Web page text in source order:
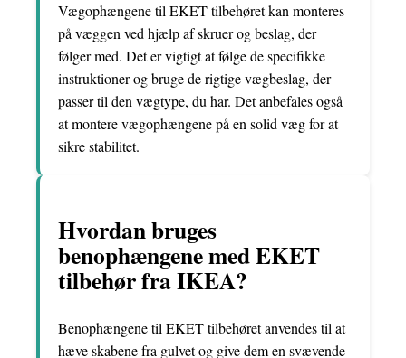
Vægophængene til EKET tilbehøret kan monteres
på væggen ved hjælp af skruer og beslag, der
følger med. Det er vigtigt at følge de specifikke
instruktioner og bruge de rigtige vægbeslag, der
passer til den vægtype, du har. Det anbefales også
at montere vægophængene på en solid væg for at
sikre stabilitet.
Hvordan bruges
benophængene med EKET
tilbehør fra IKEA?
Benophængene til EKET tilbehøret anvendes til at
hæve skabene fra gulvet og give dem en svævende